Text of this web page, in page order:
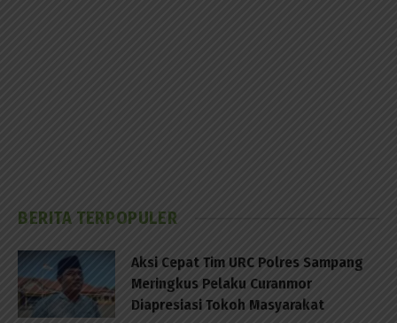
BERITA TERPOPULER
Aksi Cepat Tim URC Polres Sampang
Meringkus Pelaku Curanmor
Diapresiasi Tokoh Masyarakat